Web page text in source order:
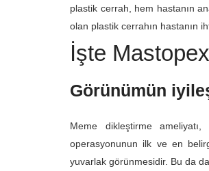
plastik cerrah, hem hastanın
olan plastik cerrahın hastanın
İşte
Görünümün
Meme dikleştirme
operasyonunun ilk ve en
yuvarlak görünmesidir. Bu da